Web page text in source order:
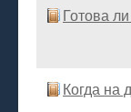
Готова
Когда на